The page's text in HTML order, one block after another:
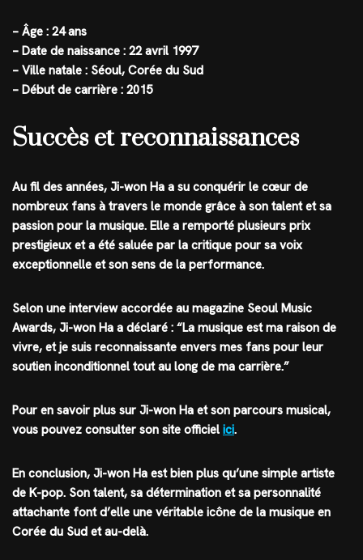
– Âge : 24 ans
– Date de naissance : 22 avril 1997
– Ville natale : Séoul, Corée du Sud
– Début de carrière : 2015
Succès et reconnaissances
Au fil des années, Ji-won Ha a su conquérir le cœur de
nombreux fans à travers le monde grâce à son talent et sa
passion pour la musique. Elle a remporté plusieurs prix
prestigieux et a été saluée par la critique pour sa voix
exceptionnelle et son sens de la performance.
Selon une interview accordée au magazine Seoul Music
Awards, Ji-won Ha a déclaré : “La musique est ma raison de
vivre, et je suis reconnaissante envers mes fans pour leur
soutien inconditionnel tout au long de ma carrière.”
Pour en savoir plus sur Ji-won Ha et son parcours musical,
vous pouvez consulter son site officiel ici.
En conclusion, Ji-won Ha est bien plus qu’une simple artiste
de K-pop. Son talent, sa détermination et sa personnalité
attachante font d’elle une véritable icône de la musique en
Corée du Sud et au-delà.